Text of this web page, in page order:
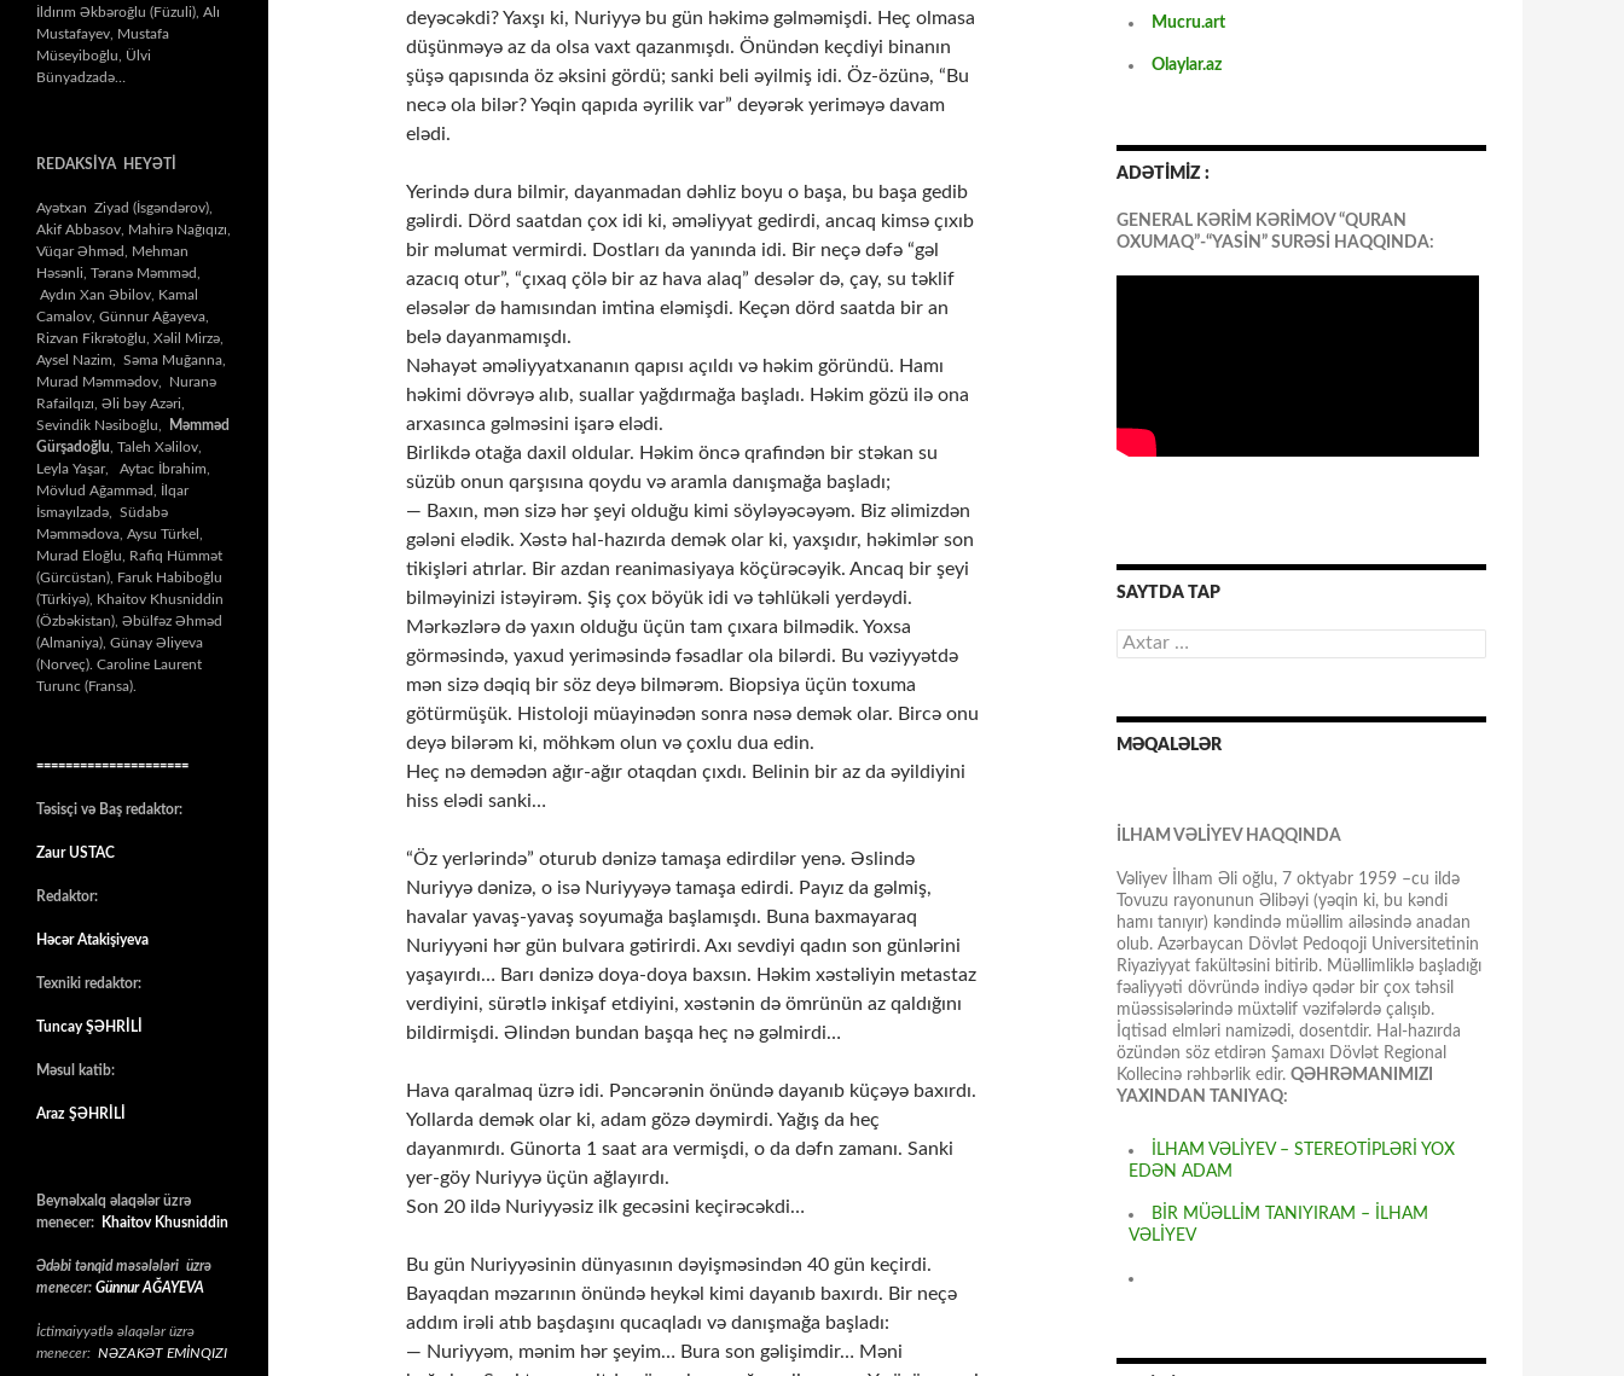
deyəcəkdi? Yaxşı ki, Nuriyyə bu gün həkimə gəlməmişdi. Heç olmasa
düşünməyə az da olsa vaxt qazanmışdı. Önündən keçdiyi binanın
şüşə qapısında öz əksini gördü; sanki beli əyilmiş idi. Öz-özünə, “Bu
necə ola bilər? Yəqin qapıda əyrilik var” deyərək yeriməyə davam
elədi.
Yerində dura bilmir, dayanmadan dəhliz boyu o başa, bu başa gedib
gəlirdi. Dörd saatdan çox idi ki, əməliyyat gedirdi, ancaq kimsə çıxıb
bir məlumat vermirdi. Dostları da yanında idi. Bir neçə dəfə “gəl
azacıq otur”, “çıxaq çölə bir az hava alaq” desələr də, çay, su təklif
eləsələr də hamısından imtina eləmişdi. Keçən dörd saatda bir an
belə dayanmamışdı.
Nəhayət əməliyyatxananın qapısı açıldı və həkim göründü. Hamı
həkimi dövrəyə alıb, suallar yağdırmağa başladı. Həkim gözü ilə ona
arxasınca gəlməsini işarə elədi.
Birlikdə otağa daxil oldular. Həkim öncə qrafindən bir stəkan su
süzüb onun qarşısına qoydu və aramla danışmağa başladı;
— Baxın, mən sizə hər şeyi olduğu kimi söyləyəcəyəm. Biz əlimizdən
gələni elədik. Xəstə hal-hazırda demək olar ki, yaxşıdır, həkimlər son
tikişləri atırlar. Bir azdan reanimasiyaya köçürəcəyik. Ancaq bir şeyi
bilməyinizi istəyirəm. Şiş çox böyük idi və təhlükəli yerdəydi.
Mərkəzlərə də yaxın olduğu üçün tam çıxara bilmədik. Yoxsa
görməsində, yaxud yeriməsində fəsadlar ola bilərdi. Bu vəziyyətdə
mən sizə dəqiq bir söz deyə bilmərəm. Biopsiya üçün toxuma
götürmüşük. Histoloji müayinədən sonra nəsə demək olar. Bircə onu
deyə bilərəm ki, möhkəm olun və çoxlu dua edin.
Heç nə demədən ağır-ağır otaqdan çıxdı. Belinin bir az da əyildiyini
hiss elədi sanki…
“Öz yerlərində” oturub dənizə tamaşa edirdilər yenə. Əslində
Nuriyyə dənizə, o isə Nuriyyəyə tamaşa edirdi. Payız da gəlmiş,
havalar yavaş-yavaş soyumağa başlamışdı. Buna baxmayaraq
Nuriyyəni hər gün bulvara gətirirdi. Axı sevdiyi qadın son günlərini
yaşayırdı… Barı dənizə doya-doya baxsın. Həkim xəstəliyin metastaz
verdiyini, sürətlə inkişaf etdiyini, xəstənin də ömrünün az qaldığını
bildirmişdi. Əlindən bundan başqa heç nə gəlmirdi…
Hava qaralmaq üzrə idi. Pəncərənin önündə dayanıb küçəyə baxırdı.
Yollarda demək olar ki, adam gözə dəymirdi. Yağış da heç
dayanmırdı. Günorta 1 saat ara vermişdi, o da dəfn zamanı. Sanki
yer-göy Nuriyyə üçün ağlayırdı.
Son 20 ildə Nuriyyəsiz ilk gecəsini keçirəcəkdi…
Bu gün Nuriyyəsinin dünyasının dəyişməsindən 40 gün keçirdi.
Bayaqdan məzarının önündə heykəl kimi dayanıb baxırdı. Bir neçə
addım irəli atıb başdaşını qucaqladı və danışmağa başladı:
— Nuriyyəm, mənim hər şeyim… Bura son gəlişimdir… Məni
Mucru.art
Olaylar.az
ADƏTİMİZ :
GENERAL KƏRİM KƏRİMOV “QURAN
OXUMAQ”-“YASİN” SURƏSİ HAQQINDA:
SAYTDA TAP
Axtarış:
MƏQALƏLƏR
İLHAM VƏLİYEV HAQQINDA
Vəliyev İlham Əli oğlu, 7 oktyabr 1959 –cu ildə
Tovuzu rayonunun Əlibəyi (yəqin ki, bu kəndi
hamı tanıyır) kəndində müəllim ailəsində anadan
olub. Azərbaycan Dövlət Pedoqoji Universitetinin
Riyaziyyat fakültəsini bitirib. Müəllimliklə başladığı
fəaliyyəti dövründə indiyə qədər bir çox təhsil
müəssisələrində müxtəlif vəzifələrdə çalışıb.
İqtisad elmləri namizədi, dosentdir. Hal-hazırda
özündən söz etdirən Şamaxı Dövlət Regional
Kollecinə rəhbərlik edir. QƏHRƏMANIMIZI
YAXINDAN TANIYAQ:
İLHAM VƏLİYEV – STEREOTİPLƏRİ YOX
EDƏN ADAM
BİR MÜƏLLİM TANIYIRAM – İLHAM
VƏLİYEV
İldırım Əkbəroğlu (Füzuli), Alı
Mustafayev, Mustafa
Müseyiboğlu, Ülvi
Bünyadzadə…
REDAKSİYA HEYƏTİ
Ayətxan Ziyad (İsgəndərov),
Akif Abbasov, Mahirə Nağıqızı,
Vüqar Əhməd, Mehman
Həsənli, Təranə Məmməd,
Aydın Xan Əbilov, Kamal
Camalov, Günnur Ağayeva,
Rizvan Fikrətoğlu, Xəlil Mirzə,
Aysel Nazim, Səma Muğanna,
Murad Məmmədov, Nuranə
Rafailqızı, Əli bəy Azəri,
Sevindik Nəsiboğlu,
Məmməd
Gürşadoğlu , Taleh Xəlilov,
Leyla Yaşar, Aytac İbrahim,
Mövlud Ağamməd, İlqar
İsmayılzadə, Südabə
Məmmədova, Aysu Türkel,
Murad Eloğlu, Rafiq Hümmət
(Gürcüstan), Faruk Habiboğlu
(Türkiyə), Khaitov Khusniddin
(Özbəkistan), Əbülfəz Əhməd
(Almaniya), Günay Əliyeva
(Norveç). Caroline Laurent
Turunc (Fransa).
=====================
Təsisçi və Baş redaktor:
Zaur USTAC
Redaktor:
Həcər Atakişiyeva
Texniki redaktor:
Tuncay ŞƏHRİLİ
Məsul katib:
Araz ŞƏHRİLİ
Beynəlxalq əlaqələr üzrə
menecer:
Khaitov Khusniddin
Ədəbi tənqid məsələləri üzrə
menecer: Günnur AĞAYEVA
İctimaiyyətlə əlaqələr üzrə
menecer: NƏZAKƏT EMİNQIZI